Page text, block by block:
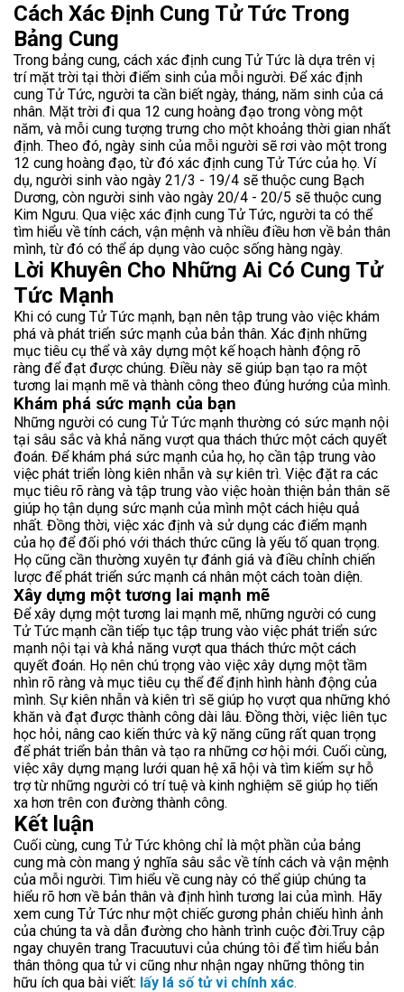
Cách Xác Định Cung Tử Tức Trong
Bảng Cung
Trong bảng cung, cách xác định cung Tử Tức là dựa trên vị
trí mặt trời tại thời điểm sinh của mỗi người. Để xác định
cung Tử Tức, người ta cần biết ngày, tháng, năm sinh của cá
nhân. Mặt trời đi qua 12 cung hoàng đạo trong vòng một
năm, và mỗi cung tượng trưng cho một khoảng thời gian nhất
định. Theo đó, ngày sinh của mỗi người sẽ rơi vào một trong
12 cung hoàng đạo, từ đó xác định cung Tử Tức của họ. Ví
dụ, người sinh vào ngày 21/3 - 19/4 sẽ thuộc cung Bạch
Dương, còn người sinh vào ngày 20/4 - 20/5 sẽ thuộc cung
Kim Ngưu. Qua việc xác định cung Tử Tức, người ta có thể
tìm hiểu về tính cách, vận mệnh và nhiều điều hơn về bản thân
mình, từ đó có thể áp dụng vào cuộc sống hàng ngày.
Lời Khuyên Cho Những Ai Có Cung Tử
Tức Mạnh
Khi có cung Tử Tức mạnh, bạn nên tập trung vào việc khám
phá và phát triển sức mạnh của bản thân. Xác định những
mục tiêu cụ thể và xây dựng một kế hoạch hành động rõ
ràng để đạt được chúng. Điều này sẽ giúp bạn tạo ra một
tương lai mạnh mẽ và thành công theo đúng hướng của mình.
Khám phá sức mạnh của bạn
Những người có cung Tử Tức mạnh thường có sức mạnh nội
tại sâu sắc và khả năng vượt qua thách thức một cách quyết
đoán. Để khám phá sức mạnh của họ, họ cần tập trung vào
việc phát triển lòng kiên nhẫn và sự kiên trì. Việc đặt ra các
mục tiêu rõ ràng và tập trung vào việc hoàn thiện bản thân sẽ
giúp họ tận dụng sức mạnh của mình một cách hiệu quả
nhất. Đồng thời, việc xác định và sử dụng các điểm mạnh
của họ để đối phó với thách thức cũng là yếu tố quan trọng.
Họ cũng cần thường xuyên tự đánh giá và điều chỉnh chiến
lược để phát triển sức mạnh cá nhân một cách toàn diện.
Xây dựng một tương lai mạnh mẽ
Để xây dựng một tương lai mạnh mẽ, những người có cung
Tử Tức mạnh cần tiếp tục tập trung vào việc phát triển sức
mạnh nội tại và khả năng vượt qua thách thức một cách
quyết đoán. Họ nên chú trọng vào việc xây dựng một tầm
nhìn rõ ràng và mục tiêu cụ thể để định hình hành động của
mình. Sự kiên nhẫn và kiên trì sẽ giúp họ vượt qua những khó
khăn và đạt được thành công dài lâu. Đồng thời, việc liên tục
học hỏi, nâng cao kiến thức và kỹ năng cũng rất quan trọng
để phát triển bản thân và tạo ra những cơ hội mới. Cuối cùng,
việc xây dựng mạng lưới quan hệ xã hội và tìm kiếm sự hỗ
trợ từ những người có trí tuệ và kinh nghiệm sẽ giúp họ tiến
xa hơn trên con đường thành công.
Kết luận
Cuối cùng, cung Tử Tức không chỉ là một phần của bảng
cung mà còn mang ý nghĩa sâu sắc về tính cách và vận mệnh
của mỗi người. Tìm hiểu về cung này có thể giúp chúng ta
hiểu rõ hơn về bản thân và định hình tương lai của mình. Hãy
xem cung Tử Tức như một chiếc gương phản chiếu hình ảnh
của chúng ta và dẫn đường cho hành trình cuộc đời.Truy cập
ngay chuyên trang Tracuutuvi của chúng tôi để tìm hiểu bản
thân thông qua tử vi cũng như nhận ngay những thông tin
hữu ích qua bài viết: lấy lá số tử vi chính xác.